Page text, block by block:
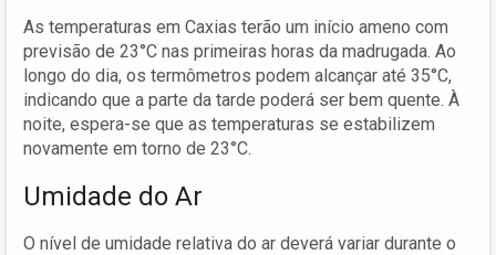
As temperaturas em Caxias terão um início ameno com
previsão de 23°C nas primeiras horas da madrugada. Ao
longo do dia, os termômetros podem alcançar até 35°C,
indicando que a parte da tarde poderá ser bem quente. À
noite, espera-se que as temperaturas se estabilizem
novamente em torno de 23°C.
Umidade do Ar
O nível de umidade relativa do ar deverá variar durante o